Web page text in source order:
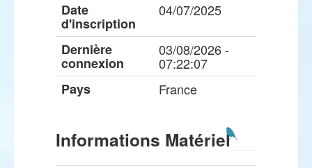
Date
d'inscription
04/07/2025
Dernière
connexion
03/08/2026 -
07:22:07
Pays
France
Informations Matériel